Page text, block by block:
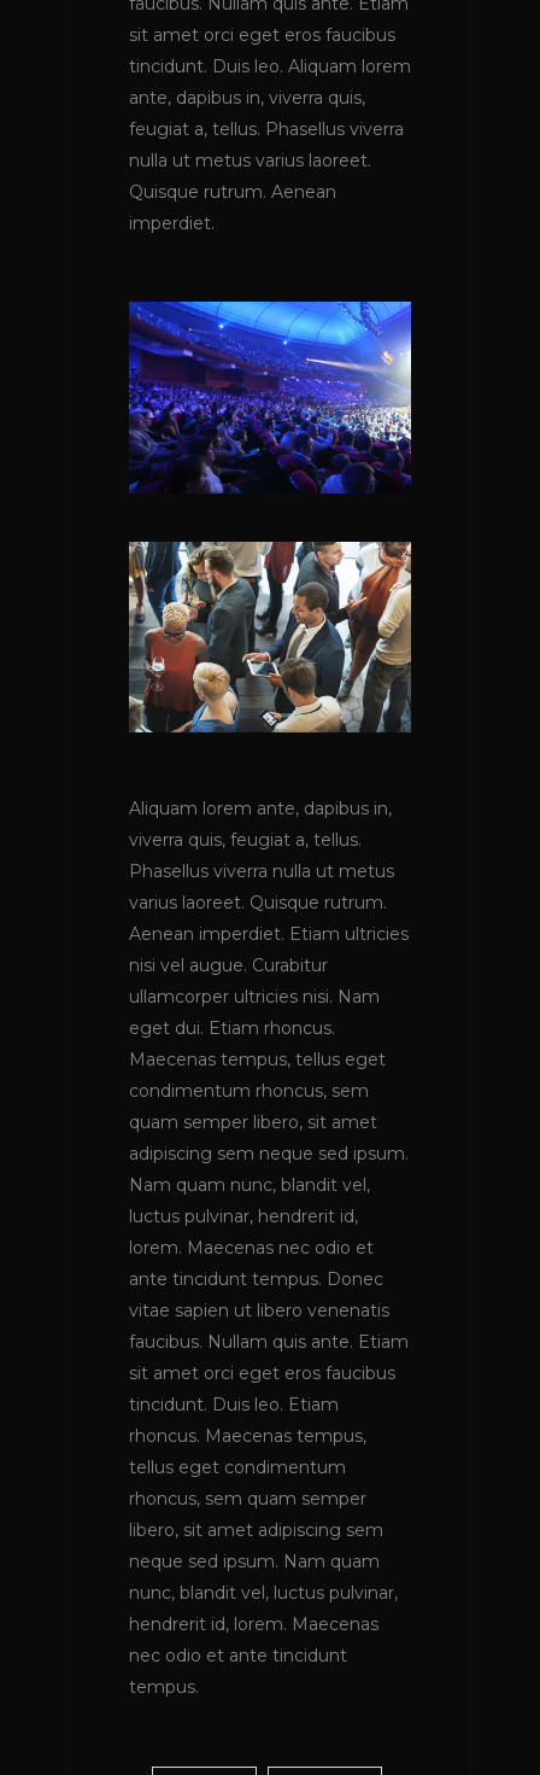
sit amet orci eget eros faucibus
tincidunt. Duis leo. Aliquam lorem
ante, dapibus in, viverra quis,
feugiat a, tellus. Phasellus viverra
nulla ut metus varius laoreet.
Quisque rutrum. Aenean
imperdiet.
Aliquam lorem ante, dapibus in,
viverra quis, feugiat a, tellus.
Phasellus viverra nulla ut metus
varius laoreet. Quisque rutrum.
Aenean imperdiet. Etiam ultricies
nisi vel augue. Curabitur
ullamcorper ultricies nisi. Nam
eget dui. Etiam rhoncus.
Maecenas tempus, tellus eget
condimentum rhoncus, sem
quam semper libero, sit amet
adipiscing sem neque sed ipsum.
Nam quam nunc, blandit vel,
luctus pulvinar, hendrerit id,
lorem. Maecenas nec odio et
ante tincidunt tempus. Donec
vitae sapien ut libero venenatis
faucibus. Nullam quis ante. Etiam
sit amet orci eget eros faucibus
tincidunt. Duis leo. Etiam
rhoncus. Maecenas tempus,
tellus eget condimentum
rhoncus, sem quam semper
libero, sit amet adipiscing sem
neque sed ipsum. Nam quam
nunc, blandit vel, luctus pulvinar,
hendrerit id, lorem. Maecenas
nec odio et ante tincidunt
tempus.